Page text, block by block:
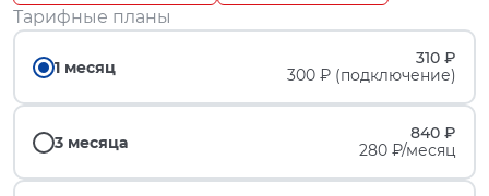
Тарифные планы
1 месяц
310 ₽
300 ₽ (подключение)
3 месяца
840 ₽
280 ₽/месяц